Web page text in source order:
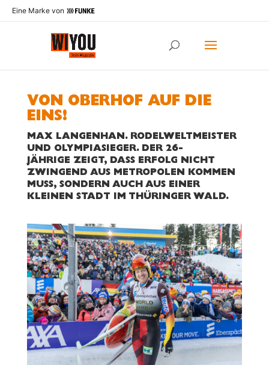
Eine Marke von
VON OBERHOF AUF DIE
EINS!
MAX LANGENHAN. RODELWELTMEISTER
UND OLYMPIASIEGER. DER 26-
JÄHRIGE ZEIGT, DASS ERFOLG NICHT
ZWINGEND AUS METROPOLEN KOMMEN
MUSS, SONDERN AUCH AUS EINER
KLEINEN STADT IM THÜRINGER WALD.